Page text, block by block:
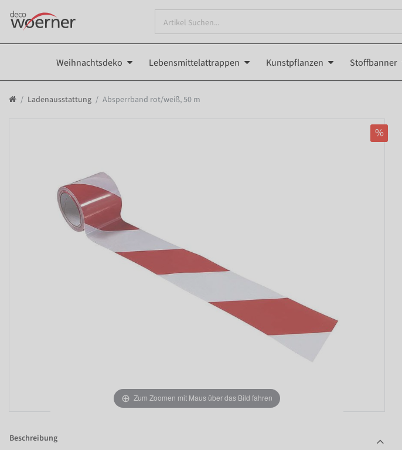
Weihnachtsdeko Lebensmittelattrappen Kunstpflanzen Stoffbanner
Ladenausstattung Absperrband rot/weiß, 50 m
Zum Zoomen mit Maus über das Bild fahren
%
Beschreibung